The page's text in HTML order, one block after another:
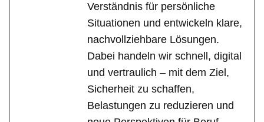
Verständnis für persönliche
Situationen und entwickeln klare,
nachvollziehbare Lösungen.
Dabei handeln wir schnell, digital
und vertraulich – mit dem Ziel,
Sicherheit zu schaffen,
Belastungen zu reduzieren und